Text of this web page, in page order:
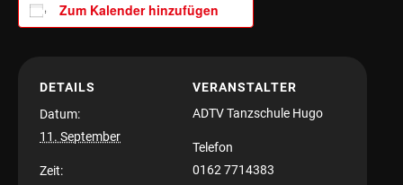
Zum Kalender hinzufügen
DETAILS
Datum:
11. September
Zeit:
VERANSTALTER
ADTV Tanzschule Hugo
Telefon
0162 7714383